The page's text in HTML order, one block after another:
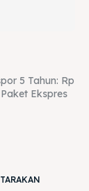
5 Tahun: Rp
Ekspres